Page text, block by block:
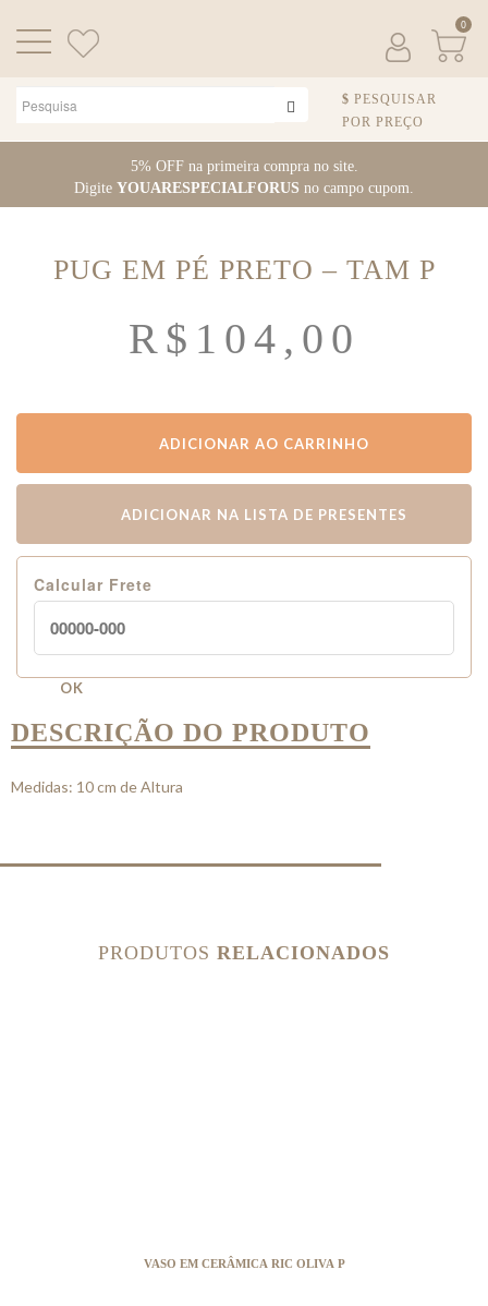
Pular para o conteúdo5% OFF na primeira compra no site.
Digite YOUARESPECIALFORUS no campo cupom.
0
PESQUISAR
POR PREÇO
PUG EM PÉ PRETO – TAM P
R$ 104,00
ADICIONAR AO CARRINHO
ADICIONAR NA LISTA DE PRESENTES
Calcular Frete
OK
DESCRIÇÃO DO PRODUTO
Medidas: 10 cm de Altura
PRODUTOS RELACIONADOS
VASO EM CERÂMICA RIC OLIVA P